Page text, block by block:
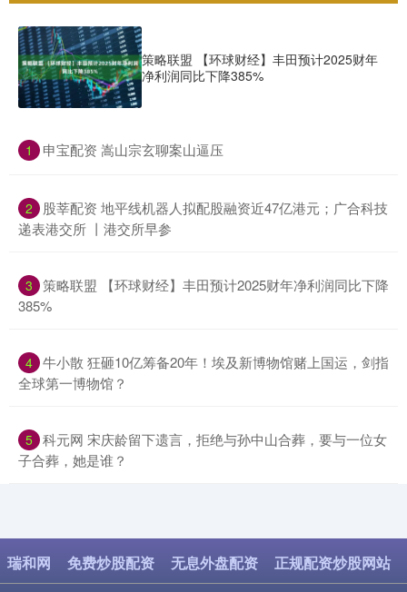
策略联盟 【环球财经】丰田预计2025财年
净利润同比下降385%
1 ​申宝配资 嵩山宗玄聊案山逼压
2
​股莘配资 地平线机器人拟配股融资近47亿港元；广合科技
递表港交所 丨港交所早参
3 ​策略联盟 【环球财经】丰田预计2025财年净利润同比下降
385%
4 ​牛小散 狂砸10亿筹备20年！埃及新博物馆赌上国运，剑指
全球第一博物馆？
5 ​科元网 宋庆龄留下遗言，拒绝与孙中山合葬，要与一位女
子合葬，她是谁？
瑞和网 免费炒股配资 无息外盘配资 正规配资炒股网站